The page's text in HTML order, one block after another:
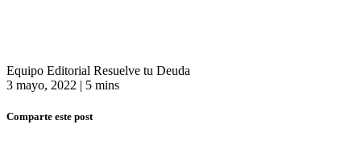
Equipo Editorial Resuelve tu Deuda
3 mayo, 2022 | 5 mins
Comparte este post